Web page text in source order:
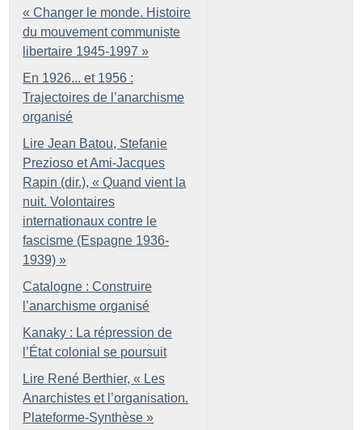
« Changer le monde. Histoire
du mouvement communiste
libertaire 1945-1997 »
En 1926... et 1956 :
Trajectoires de l’anarchisme
organisé
Lire Jean Batou, Stefanie
Prezioso et Ami-Jacques
Rapin (dir.), « Quand vient la
nuit. Volontaires
internationaux contre le
fascisme (Espagne 1936-
1939) »
Catalogne : Construire
l’anarchisme organisé
Kanaky : La répression de
l’État colonial se poursuit
Lire René Berthier, « Les
Anarchistes et l’organisation.
Plateforme-Synthèse »